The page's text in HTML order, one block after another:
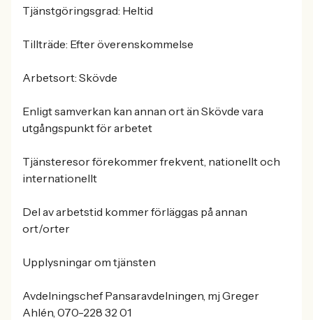
Tjänstgöringsgrad: Heltid
Tillträde: Efter överenskommelse
Arbetsort: Skövde
Enligt samverkan kan annan ort än Skövde vara
utgångspunkt för arbetet
Tjänsteresor förekommer frekvent, nationellt och
internationellt
Del av arbetstid kommer förläggas på annan
ort/orter
Upplysningar om tjänsten
Avdelningschef Pansaravdelningen, mj Greger
Ahlén, 070-228 32 01